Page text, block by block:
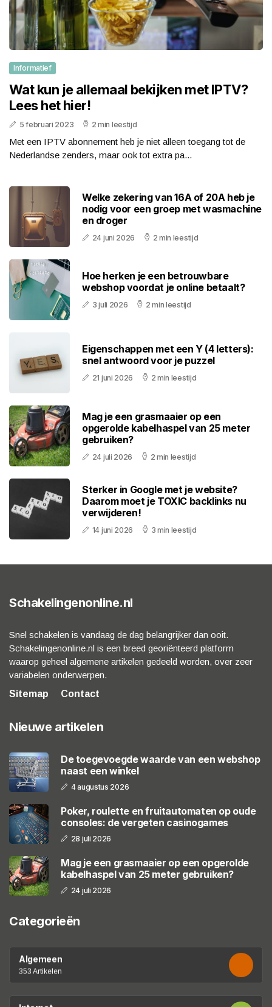
Informatief
Wat kun je allemaal bekijken met IPTV?
Lees het hier!
5 februari 2023 2 min leestijd
Met een IPTV abonnement heb je niet alleen toegang tot de
Nederlandse zenders, maar ook tot extra pa...
Welke zekering van 16A of 20A heb je
nodig voor een groep met wasmachine
en droger
24 juni 2026 2 min leestijd
Hoe herken je een betrouwbare
webshop voordat je online betaalt?
3 juli 2026 2 min leestijd
Eigenschappen met een Y (4 letters):
snel antwoord voor je puzzel
21 juni 2026 2 min leestijd
Mag je een grasmaaier op een
opgerolde kabelhaspel van 25 meter
gebruiken?
24 juli 2026 2 min leestijd
Sterker in Google met je website?
Daarom moet je TOXIC backlinks nu
verwijderen!
14 juni 2026 3 min leestijd
Schakelingenonline.nl
Snel schakelen is vandaag de dag belangrijker dan ooit.
Schakelingenonline.nl is een breed georiënteerd platform
waarop geheel algemene artikelen gedeeld worden, over zeer
variabelen onderwerpen.
Sitemap
Contact
Nieuwe artikelen
De toegevoegde waarde van een webshop
naast een winkel
4 augustus 2026
Poker, roulette en fruitautomaten op oude
consoles: de vergeten casinogames
28 juli 2026
Mag je een grasmaaier op een opgerolde
kabelhaspel van 25 meter gebruiken?
24 juli 2026
Categorieën
Algemeen
353 Artikelen